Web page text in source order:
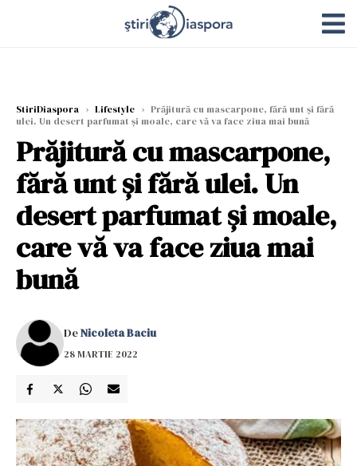
StiriDiaspora › Lifestyle › Prăjitură cu mascarpone, fără unt și fără
ulei. Un desert parfumat și moale, care vă va face ziua mai bună
Prăjitură cu mascarpone,
fără unt și fără ulei. Un
desert parfumat și moale,
care vă va face ziua mai
bună
DeNicoleta Baciu
28 MARTIE 2022